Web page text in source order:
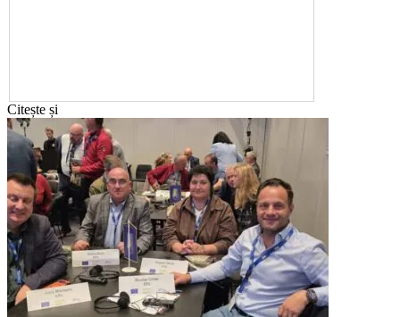
Citește și